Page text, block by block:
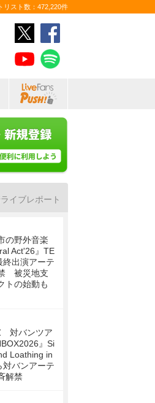
スト数：472,220件
イブレポート
の野外音楽
Act'26』TE
終出演アーテ
被災地支
トの始動も
対バンツア
』Si
Loathing in
対バンアーテ
解禁